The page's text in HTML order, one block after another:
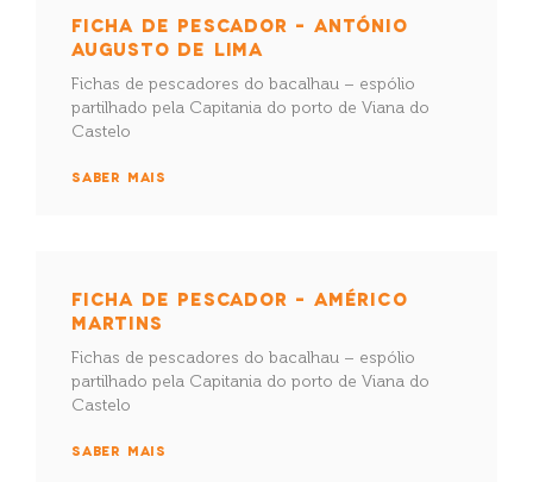
FICHA DE PESCADOR – ANTÓNIO
AUGUSTO DE LIMA
Fichas de pescadores do bacalhau – espólio
partilhado pela Capitania do porto de Viana do
Castelo
SABER MAIS
FICHA DE PESCADOR – AMÉRICO
MARTINS
Fichas de pescadores do bacalhau – espólio
partilhado pela Capitania do porto de Viana do
Castelo
SABER MAIS